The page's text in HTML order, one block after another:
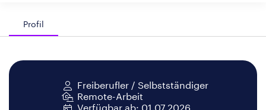
Profil
Freiberufler / Selbstständiger
Remote-Arbeit
Verfügbar ab: 01.07.2026